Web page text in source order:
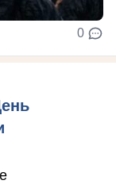
0